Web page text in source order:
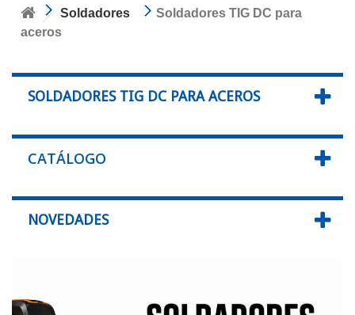
Soldadores
Soldadores TIG DC para
aceros
SOLDADORES TIG DC PARA ACEROS
CATÁLOGO
NOVEDADES